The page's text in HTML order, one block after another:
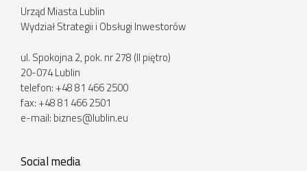
Urząd Miasta Lublin
Wydział Strategii i Obsługi Inwestorów
ul. Spokojna 2, pok. nr 278 (II piętro)
20-074 Lublin
telefon: +48 81 466 2500
fax: +48 81 466 2501
e-mail: biznes@lublin.eu
Social media